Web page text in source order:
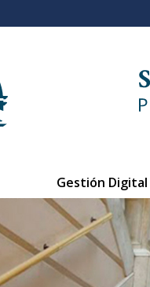
Gestión Digital